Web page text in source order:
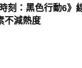
時刻：黑色行動6
不減熱度